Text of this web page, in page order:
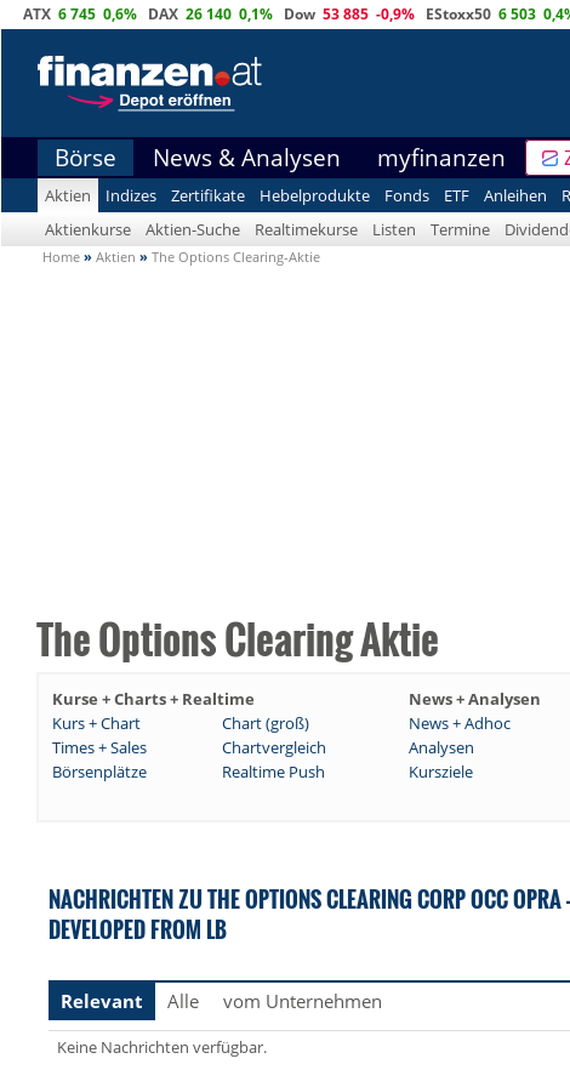
ATX 6 745 0,6% DAX 26 140 0,1% Dow 53 885 -0,9% EStoxx50 6 503
Börse News & Analysen myfinanzen
Aktien Indizes Zertifikate Hebelprodukte Fonds ETF Anleihen
Aktienkurse
Aktien-Suche Realtimekurse Listen Termine
Home » Aktien » The Options Clearing-Aktie
The Options Clearing Aktie
Kurse + Charts + Realtime News + Analysen
Kurs + Chart
Chart (groß) News + Adhoc
Times + Sales
Chartvergleich Analysen
Börsenplätze
Realtime Push Kursziele
NACHRICHTEN ZU THE OPTIONS CLEARING CORP OCC OPRA
DEVELOPED FROM LB
Relevant
Alle vom Unternehmen
Keine Nachrichten verfügbar.